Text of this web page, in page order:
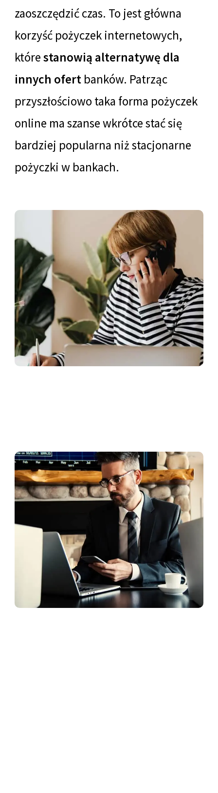
zaoszczędzić czas. To jest główna
korzyść pożyczek internetowych,
którestanowią alternatywę dla
innych ofert banków. Patrząc
przyszłościowo taka forma pożyczek
online ma szanse wkrótce stać się
bardziej popularna niż stacjonarne
pożyczki w bankach.